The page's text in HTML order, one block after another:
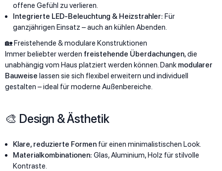
offene Gefühl zu verlieren.
Integrierte LED-Beleuchtung & Heizstrahler: Für
ganzjährigen Einsatz – auch an kühlen Abenden.
🏡 Freistehende & modulare Konstruktionen
Immer beliebter werden freistehende Überdachungen, die
unabhängig vom Haus platziert werden können. Dank modularer
Bauweise lassen sie sich flexibel erweitern und individuell
gestalten – ideal für moderne Außenbereiche.
🎨 Design & Ästhetik
Klare, reduzierte Formen für einen minimalistischen Look.
Materialkombinationen: Glas, Aluminium, Holz für stilvolle
Kontraste.